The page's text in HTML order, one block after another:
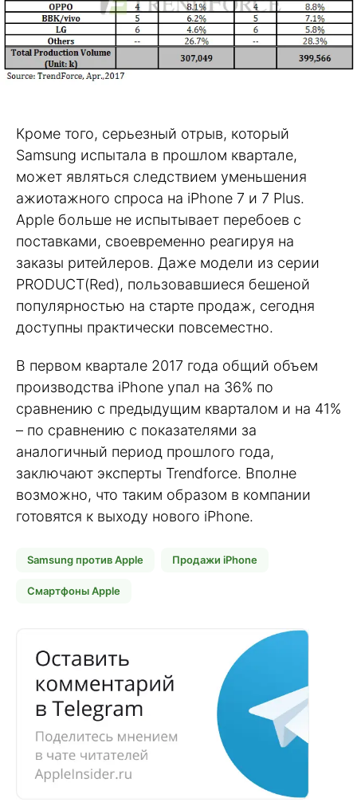
Кроме того, серьезный отрыв, который
Samsung испытала в прошлом квартале,
может являться следствием уменьшения
ажиотажного спроса на iPhone 7 и 7 Plus.
Apple больше не испытывает перебоев с
поставками, своевременно реагируя на
заказы ритейлеров. Даже модели из серии
PRODUCT(Red), пользовавшиеся бешеной
популярностью на старте продаж, сегодня
доступны практически повсеместно.
В первом квартале 2017 года общий объем
производства iPhone упал на 36% по
сравнению с предыдущим кварталом и на 41%
– по сравнению с показателями за
аналогичный период прошлого года,
заключают эксперты Trendforce. Вполне
возможно, что таким образом в компании
готовятся к выходу нового iPhone.
Samsung против Apple Продажи iPhone
Смартфоны Apple